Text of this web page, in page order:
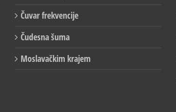
Čuvar frekvencije
Čudesna šuma
Moslavačkim krajem